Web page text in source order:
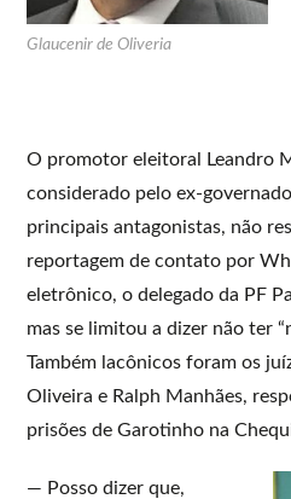
Glaucenir de Oliveria
O promotor eleitoral Leandro
considerado pelo ex-
principais antagonistas, não
reportagem de contato por
eletrônico, o delegado da PF
mas se limitou a dizer não ter
Também lacônicos foram os
Oliveira e Ralph Manhães,
prisões de Garotinho na
— Posso dizer que,